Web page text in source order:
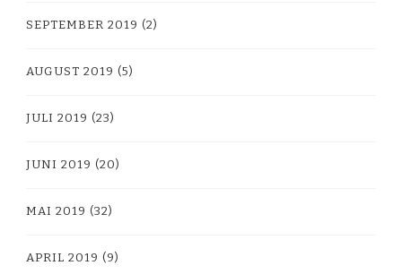
SEPTEMBER 2019 (2)
AUGUST 2019 (5)
JULI 2019 (23)
JUNI 2019 (20)
MAI 2019 (32)
APRIL 2019 (9)